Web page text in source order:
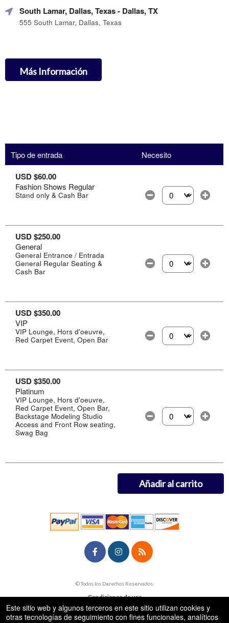
y
Publicidad
South Lamar, Dallas, Texas- Dallas, TX
555 South Lamar, Dallas, Texas
Más Información
Tipo de entrada Necesito
USD $60.00
Fashion Shows Regular
Stand only & Cash Bar
Selecciona la
USD $250.00
General
General Entrance / Entrada
General Regular Seating &
Cash Bar
Selecciona la
USD $350.00
VIP
VIP Lounge, Hors d'oeuvre,
Red Carpet Event, Open Bar
Selecciona la
USD $350.00
Platinum
VIP Lounge, Hors d'oeuvre,
Red Carpet Event, Open Bar,
Backstage Modeling Studio
Access and Front Row seating,
Swag Bag
Selecciona la
Añadir al carrito
© Todos los Derechos Reservados.
Condiciones de uso
Este sitio web y algunos terceros en este sitio utilizan cookies y
otras tecnologías de seguimiento con fines funcionales, analíticos